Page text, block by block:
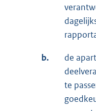
b.
de
te